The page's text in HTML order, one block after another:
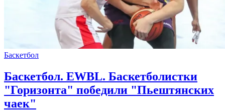
Баскетбол
Баскетбол. EWBL. Баскетболистки
"Горизонта" победили "Пьештянских
чаек"